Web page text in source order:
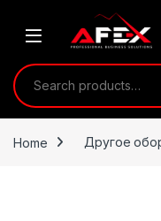
Search for:
Home Другое